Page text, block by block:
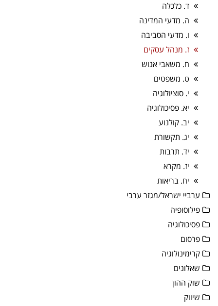
ד. כלכלה
ה. מדעי המדינה
ו. מדעי הסביבה
ז. מנהל עסקים
ח. משאבי אנוש
ט. משפטים
י. סוציולוגיה
יא. פסיכולוגיה
יב. קולנוע
יג. תקשורת
יד. תרבות
יז. מקרא
יח. בריאות
ערביי ישראל/מגזר ערבי
פילוסופיה
פסיכולוגיה
פרסום
קרימינולוגיה
שאלונים
שוק ההון
שיווק